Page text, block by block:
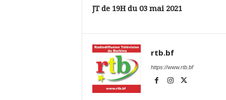
JT de 19H du 03 mai 2021
rtb.bf
https://www.rtb.bf